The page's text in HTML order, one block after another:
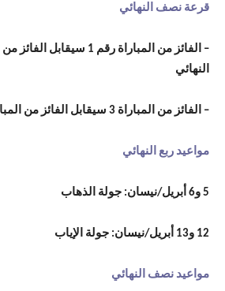
قرعة نصف النهائي
النهائي
– الفائز من المباراة 3 سيقابل الفائز من المباراة 4
مواعيد ربع النهائي
5 و6 أبريل/نيسان: جولة الذهاب
12 و13 أبريل/نيسان: جولة الإياب
مواعيد نصف النهائي